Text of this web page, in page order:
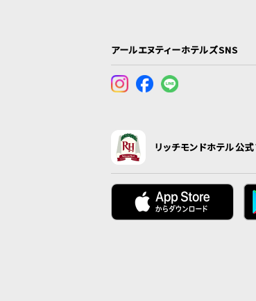
アールエヌティーホテルズSNS
リッチモンドホテル公